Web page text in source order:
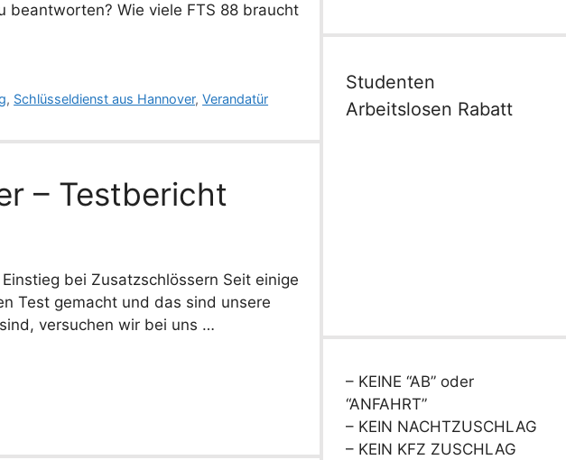
beantworten? Wie viele FTS 88 braucht
, Schlüsseldienst aus Hannover,Verandatür
– Testbericht
bei Zusatzschlössern Seit einige
Test gemacht und das sind unsere
versuchen wir bei uns …
Studenten
Arbeitslosen Rabatt
– KEINE “AB” oder
“ANFAHRT”
– KEIN NACHTZUSCHLAG
– KEIN KFZ ZUSCHLAG